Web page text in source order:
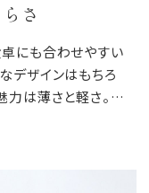
さ
にも合わせやすい
デザインはもちろ
力は薄さと軽さ。重